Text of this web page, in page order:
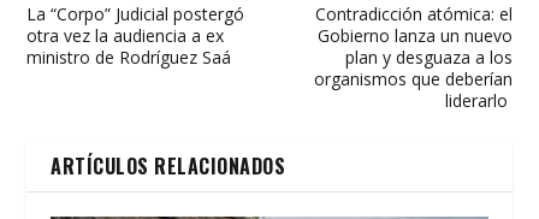
La “Corpo” Judicial postergó
otra vez la audiencia a ex
ministro de Rodríguez Saá
Contradicción atómica: el
Gobierno lanza un nuevo
plan y desguaza a los
organismos que deberían
liderarlo
ARTÍCULOS RELACIONADOS